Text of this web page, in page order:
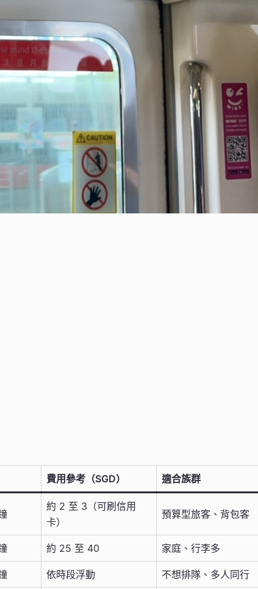
費用參考（SGD） 適合族群
約 2 至 3（可刷信用
卡）
預算型旅客、背包客
約 25 至 40 家庭、行李多
依時段浮動 不想排隊、多人同行